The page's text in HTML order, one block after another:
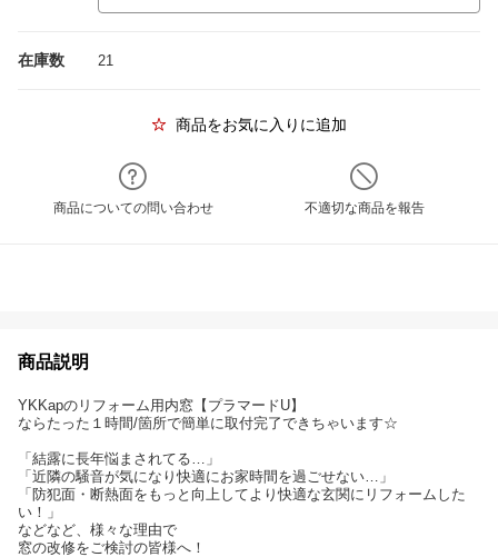
在庫数 21
商品をお気に入りに追加
商品についての問い合わせ 不適切な商品を報告
商品説明
YKKapのリフォーム用内窓【プラマードU】
ならたった１時間/箇所で簡単に取付完了できちゃいます☆
「結露に長年悩まされてる…」
「近隣の騒音が気になり快適にお家時間を過ごせない…」
「防犯面・断熱面をもっと向上してより快適な玄関にリフォームした
い！」
などなど、様々な理由で
窓の改修をご検討の皆様へ！